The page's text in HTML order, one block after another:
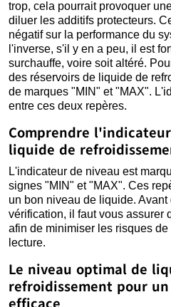
trop, cela pourrait provoquer
diluer les additifs protecteurs.
négatif sur la performance du
l'inverse, s'il y en a peu, il est
surchauffe, voire soit altéré.
des réservoirs de liquide de
de marques "MIN" et "MAX".
entre ces deux repères.
Comprendre
liquide de
L'indicateur de niveau est
signes "MIN" et "MAX". Ces
un bon niveau de liquide.
vérification, il faut vous assurer
afin de minimiser les risques
lecture.
Le niveau optimal de
refroidissement pour